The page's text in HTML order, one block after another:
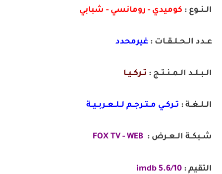
الــنــوع : كوميدي - رومانسي - شبابي
عــدد الــحــلــقــات : غيرمحدد
الــبــلــد الــمــنــتــج : تــركــيــا
الــلــغــة : تــركــي مــتــرجــم لــلــعــربــيــة
شــبكــة الــعــرض :
التقيم : 5.6/10 imdb